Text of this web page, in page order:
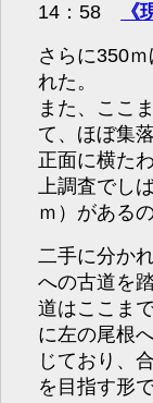
14：58
《
さらに350
れた。
また、ここ
て、ほぼ集
正面に横た
上調査でし
ｍ）がある
二手に分か
への古道を
道はここま
に左の尾根
じており、
を目指す形